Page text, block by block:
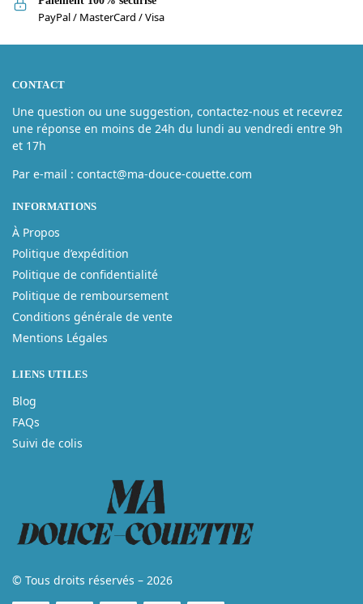
PayPal / MasterCard / Visa
CONTACT
Une question ou une suggestion, contactez-nous et recevrez
une réponse en moins de 24h du lundi au vendredi entre 9h
et 17h
Par e-mail : contact@ma-douce-couette.com
INFORMATIONS
À Propos
Politique d’expédition
Politique de confidentialité
Politique de remboursement
Conditions générale de vente
Mentions Légales
LIENS UTILES
Blog
FAQs
Suivi de colis
© Tous droits réservés – 2026